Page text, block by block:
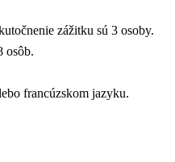
zážitku sú 3 osoby.
osôb.
francúzskom jazyku.